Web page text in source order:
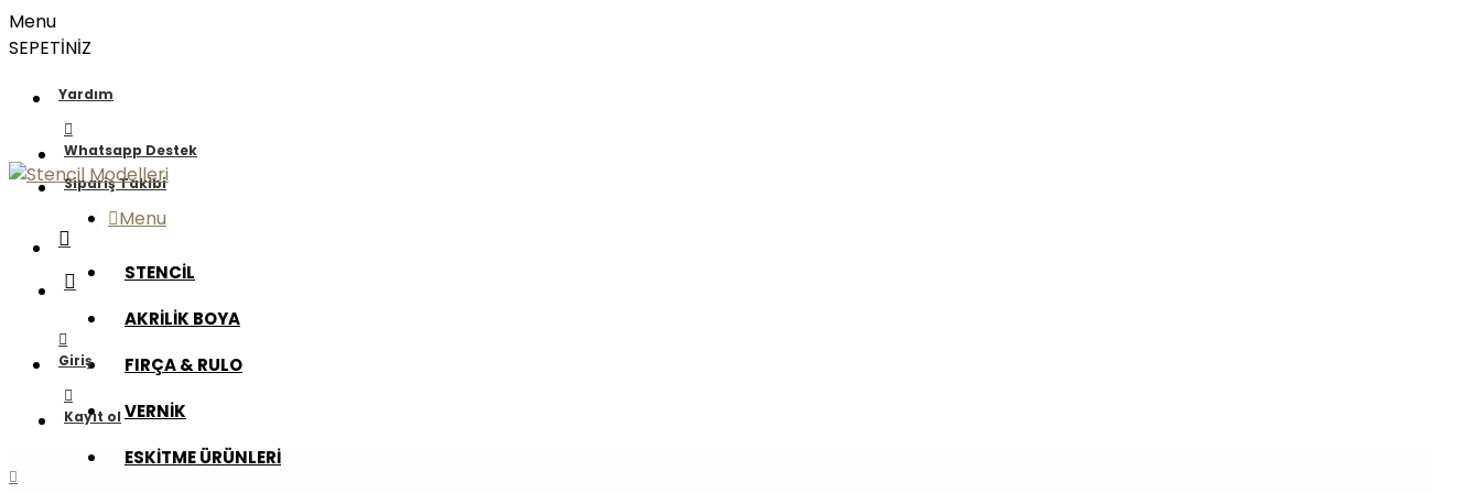
Menu
SEPETİNİZ
Yardım
Whatsapp Destek
Sipariş Takibi
Menu
STENCİL
AKRİLİK BOYA
FIRÇA & RULO
VERNİK
ESKİTME ÜRÜNLERİ
Giriş
Kayıt ol